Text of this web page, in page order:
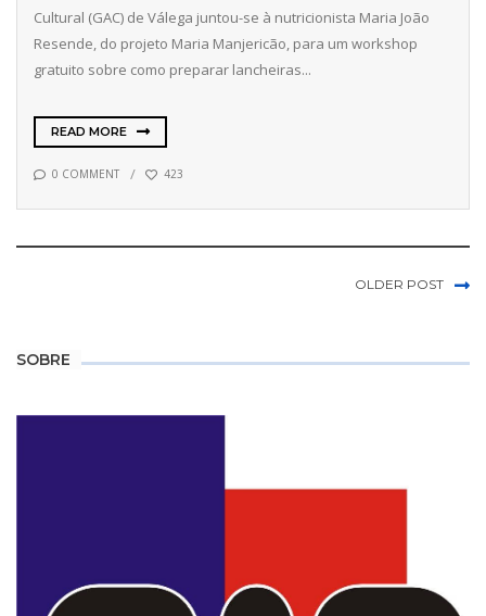
Cultural (GAC) de Válega juntou-se à nutricionista Maria João
Resende, do projeto Maria Manjericão, para um workshop
gratuito sobre como preparar lancheiras...
READ MORE
0 COMMENT 423
OLDER POST
SOBRE